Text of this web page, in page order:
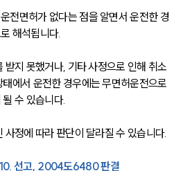
전면허가 없다는 점을 알면서 운전한 경
해석됩니다.
받지 못했거나, 기타 사정으로 인해 취소
에서 운전한 경우에는 무면허운전으로
수 있습니다.
사정에 따라 판단이 달라질 수 있습니다.
선고, 2004도6480 판결